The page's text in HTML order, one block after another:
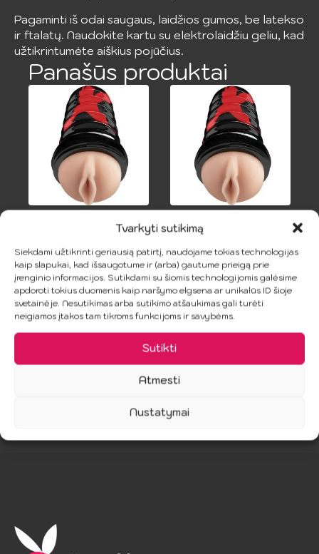
Tvarkyti sutikimą
Siekdami užtikrinti geriausią patirtį, naudojame tokias technologijas
kaip slapukai, kad išsaugotume ir (arba) gautume prieigą prie
įrenginio informacijos. Sutikdami su šiomis technologijomis galėsime
apdoroti tokius duomenis kaip naršymo elgsena ar unikalūs ID šioje
svetainėje. Nesutikimas arba sutikimo atšaukimas gali turėti
neigiamos įtakos tam tikroms funkcijoms ir savybėms.
Sutikti
Atmesti
Nustatymai
Pagaminti iš odai saugaus, laidžios gumos, be latekso
ir ftalatų. Naudokite kartu su elektrolaidžiu geliu, kad
užtikrintumėte aiškius pojūčius.
Panašūs produktai
PDX ELITE –
Vaginos
Strokeris
39.99€
Į Krepšelį
PDX ELITE – As-
Gazmo Vaginos
Rinkinys
70.99€
Į Krepšelį